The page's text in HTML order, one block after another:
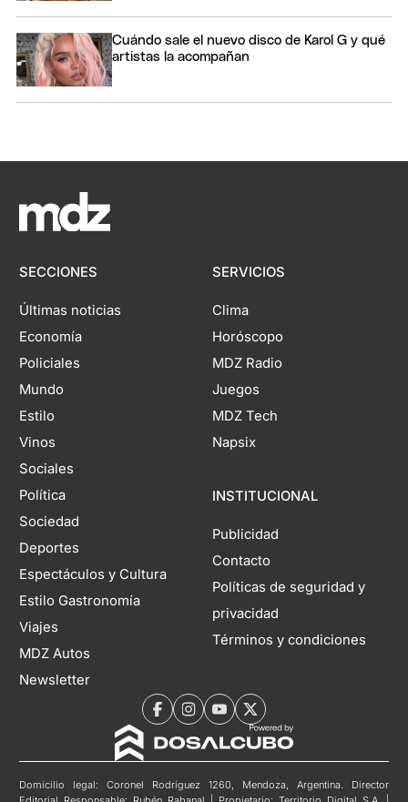
Cuándo sale el nuevo disco de Karol G y qué
artistas la acompañan
SECCIONES
Últimas noticias
Economía
Policiales
Mundo
Estilo
Vinos
Sociales
Política
Sociedad
Deportes
Espectáculos y Cultura
Estilo Gastronomía
Viajes
MDZ Autos
Newsletter
SERVICIOS
Clima
Horóscopo
MDZ Radio
Juegos
MDZ Tech
Napsix
INSTITUCIONAL
Publicidad
Contacto
Políticas de seguridad y
privacidad
Términos y condiciones
Domicilio legal: Coronel Rodríguez 1260, Mendoza, Argentina. Director